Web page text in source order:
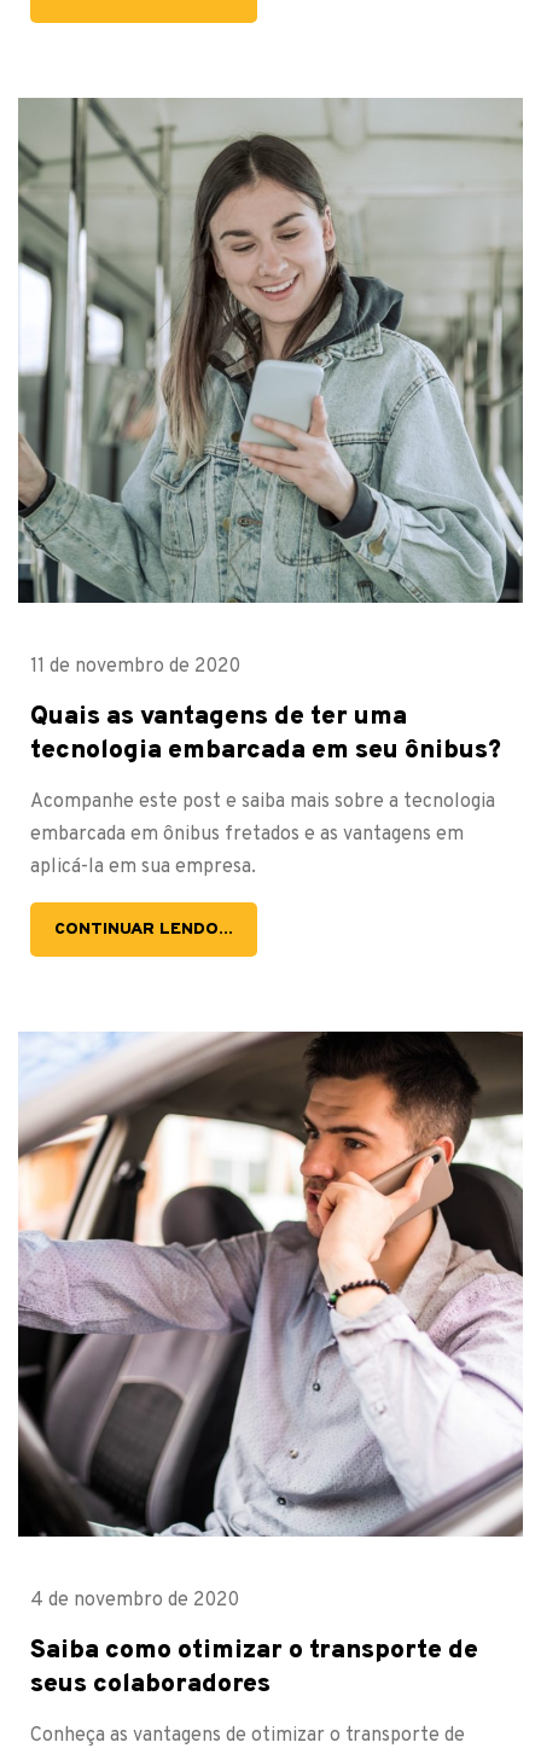
11 de novembro de 2020
Quais as vantagens de ter uma
tecnologia embarcada em seu ônibus?
Acompanhe este post e saiba mais sobre a tecnologia
embarcada em ônibus fretados e as vantagens em
aplicá-la em sua empresa.
CONTINUAR LENDO...
4 de novembro de 2020
Saiba como otimizar o transporte de
seus colaboradores
Conheça as vantagens de otimizar o transporte de